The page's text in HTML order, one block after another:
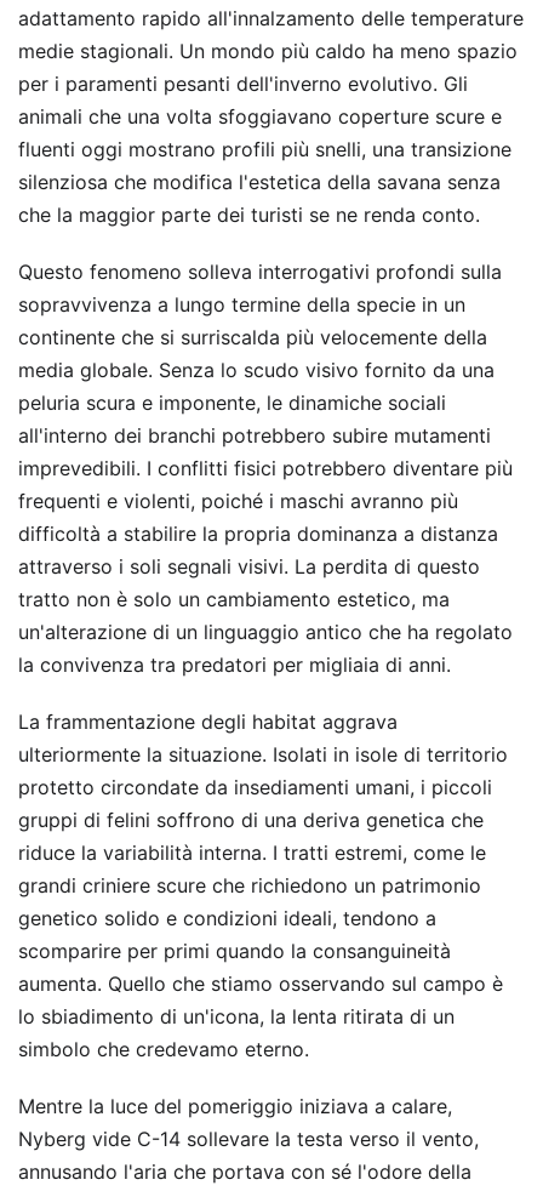
adattamento rapido all'innalzamento delle temperature
medie stagionali. Un mondo più caldo ha meno spazio
per i paramenti pesanti dell'inverno evolutivo. Gli
animali che una volta sfoggiavano coperture scure e
fluenti oggi mostrano profili più snelli, una transizione
silenziosa che modifica l'estetica della savana senza
che la maggior parte dei turisti se ne renda conto.
Questo fenomeno solleva interrogativi profondi sulla
sopravvivenza a lungo termine della specie in un
continente che si surriscalda più velocemente della
media globale. Senza lo scudo visivo fornito da una
peluria scura e imponente, le dinamiche sociali
all'interno dei branchi potrebbero subire mutamenti
imprevedibili. I conflitti fisici potrebbero diventare più
frequenti e violenti, poiché i maschi avranno più
difficoltà a stabilire la propria dominanza a distanza
attraverso i soli segnali visivi. La perdita di questo
tratto non è solo un cambiamento estetico, ma
un'alterazione di un linguaggio antico che ha regolato
la convivenza tra predatori per migliaia di anni.
La frammentazione degli habitat aggrava
ulteriormente la situazione. Isolati in isole di territorio
protetto circondate da insediamenti umani, i piccoli
gruppi di felini soffrono di una deriva genetica che
riduce la variabilità interna. I tratti estremi, come le
grandi criniere scure che richiedono un patrimonio
genetico solido e condizioni ideali, tendono a
scomparire per primi quando la consanguineità
aumenta. Quello che stiamo osservando sul campo è
lo sbiadimento di un'icona, la lenta ritirata di un
simbolo che credevamo eterno.
Mentre la luce del pomeriggio iniziava a calare,
Nyberg vide C-14 sollevare la testa verso il vento,
annusando l'aria che portava con sé l'odore della